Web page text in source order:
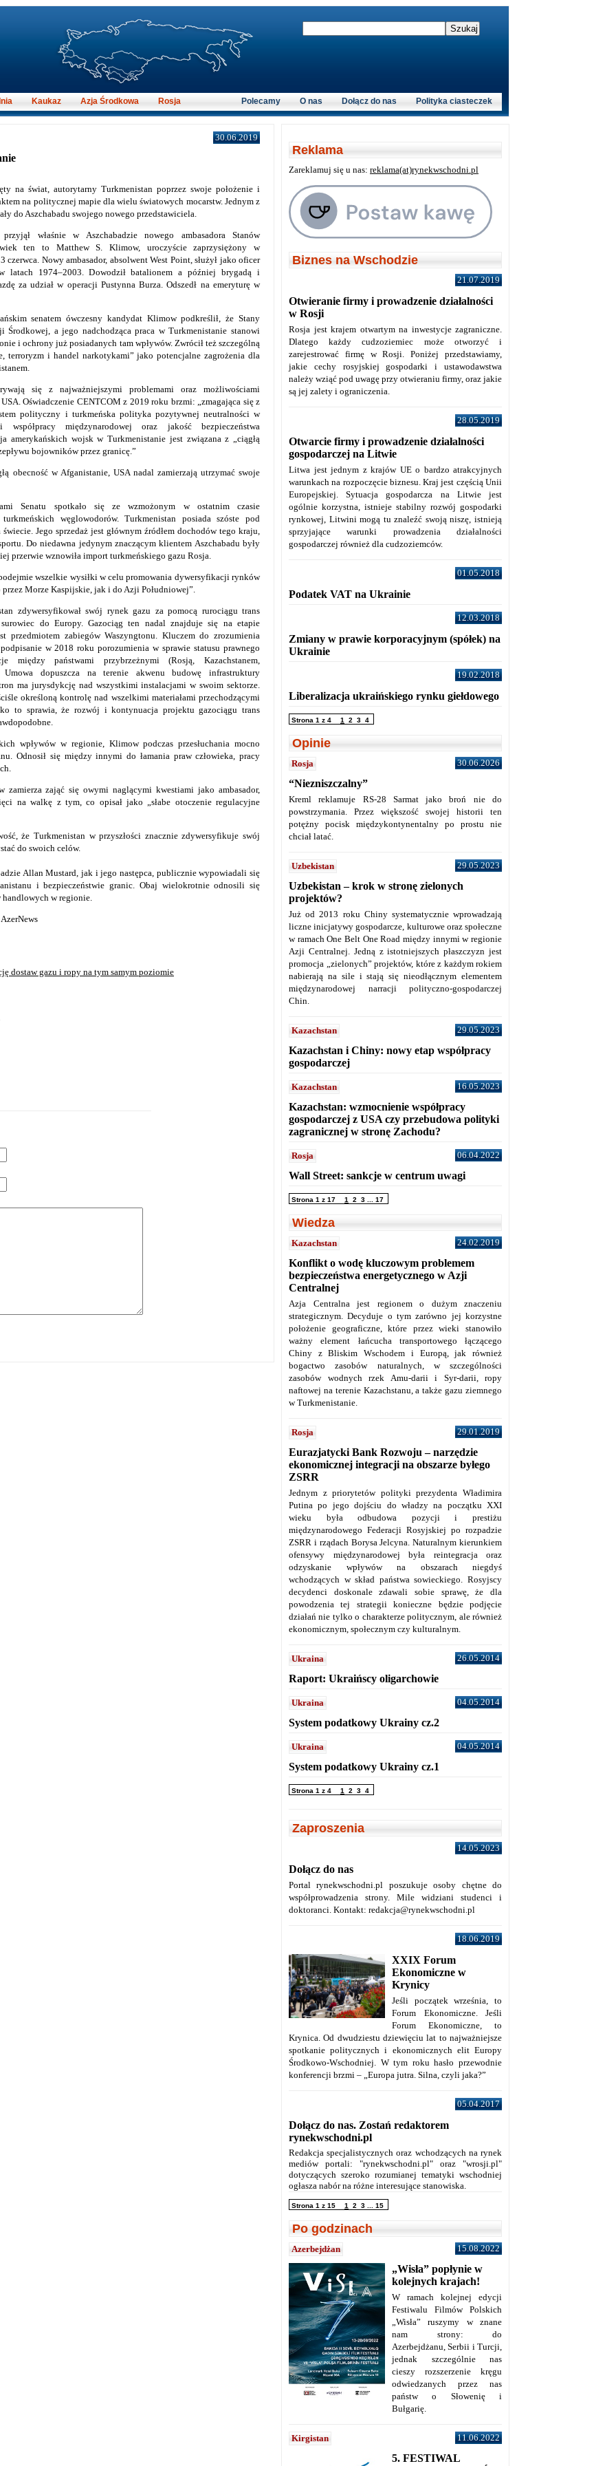
30.06.2019
na świat, autorytarny Turkmenistan poprzez swoje położenie i
na politycznej mapie dla wielu światowych mocarstw. Jednym z
do Aszchabadu swojego nowego przedstawiciela.
właśnie w Aszchabadzie nowego ambasadora Stanów
ten to Matthew S. Klimow, uroczyście zaprzysiężony w
czerwca. Nowy ambasador, absolwent West Point, służył jako oficer
latach 1974–2003. Dowodził batalionem a później brygadą i
za udział w operacji Pustynna Burza. Odszedł na emeryturę w
senatem ówczesny kandydat Klimow podkreślił, że Stany
Środkowej, a jego nadchodząca praca w Turkmenistanie stanowi
i ochrony już posiadanych tam wpływów. Zwrócił też szczególną
terroryzm i handel narkotykami” jako potencjalne zagrożenia dla
się z najważniejszymi problemami oraz możliwościami
Oświadczenie CENTCOM z 2019 roku brzmi: „zmagająca się z
polityczny i turkmeńska polityka pozytywnej neutralności w
międzynarodowej oraz jakość bezpieczeństwa
amerykańskich wojsk w Turkmenistanie jest związana z „ciągłą
bojowników przez granicę.”
obecność w Afganistanie, USA nadal zamierzają utrzymać swoje
Senatu spotkało się ze wzmożonym w ostatnim czasie
węglowodorów. Turkmenistan posiada szóste pod
Jego sprzedaż jest głównym źródłem dochodów tego kraju,
Do niedawna jedynym znaczącym klientem Aszchabadu były
przerwie wznowiła import turkmeńskiego gazu Rosja.
wszelkie wysiłki w celu promowania dywersyfikacji rynków
Morze Kaspijskie, jak i do Azji Południowej”.
zdywersyfikował swój rynek gazu za pomocą rurociągu trans
do Europy. Gazociąg ten nadal znajduje się na etapie
zabiegów Waszyngtonu. Kluczem do zrozumienia
w 2018 roku porozumienia w sprawie statusu prawnego
między państwami przybrzeżnymi (Rosją, Kazachstanem,
Umowa dopuszcza na terenie akwenu budowę infrastruktury
ma jurysdykcję nad wszystkimi instalacjami w swoim sektorze.
określoną kontrolę nad wszelkimi materiałami przechodzącymi
to sprawia, że rozwój i kontynuacja projektu gazociągu trans
wpływów w regionie, Klimow podczas przesłuchania mocno
Odnosił się między innymi do łamania praw człowieka, pracy
zamierza zająć się owymi naglącymi kwestiami jako ambasador,
na walkę z tym, co opisał jako „słabe otoczenie regulacyjne
że Turkmenistan w przyszłości znacznie zdywersyfikuje swój
do swoich celów.
Allan Mustard, jak i jego następca, publicznie wypowiadali się
i bezpieczeństwie granic. Obaj wielokrotnie odnosili się
handlowych w regionie.
dostaw gazu i ropy na tym samym poziomie
Kaukaz Azja Środkowa Rosja Polityka ciasteczek
Dołącz do nas
O nas
Polecamy
Reklama
Zareklamuj się u nas: reklama(at)rynekwschodni.pl
Biznes na Wschodzie
21.07.2019
Otwieranie firmy i prowadzenie działalności
w Rosji
Rosja jest krajem otwartym na inwestycje zagraniczne.
Dlatego każdy cudzoziemiec może otworzyć i
zarejestrować firmę w Rosji. Poniżej przedstawiamy,
jakie cechy rosyjskiej gospodarki i ustawodawstwa
należy wziąć pod uwagę przy otwieraniu firmy, oraz jakie
są jej zalety i ograniczenia.
28.05.2019
Otwarcie firmy i prowadzenie działalności
gospodarczej na Litwie
Litwa jest jednym z krajów UE o bardzo atrakcyjnych
warunkach na rozpoczęcie biznesu. Kraj jest częścią Unii
Europejskiej. Sytuacja gospodarcza na Litwie jest
ogólnie korzystna, istnieje stabilny rozwój gospodarki
rynkowej, Litwini mogą tu znaleźć swoją niszę, istnieją
sprzyjające warunki prowadzenia działalności
gospodarczej również dla cudzoziemców.
01.05.2018
Podatek VAT na Ukrainie
12.03.2018
Zmiany w prawie korporacyjnym (spółek) na
Ukrainie
19.02.2018
Liberalizacja ukraińskiego rynku giełdowego
Strona 1 z 4 1 2 3 4
Opinie
Rosja 30.06.2026
“Niezniszczalny”
Kreml reklamuje RS-28 Sarmat jako broń nie do
powstrzymania. Przez większość swojej historii ten
potężny pocisk międzykontynentalny po prostu nie
chciał latać.
Uzbekistan 29.05.2023
Uzbekistan – krok w stronę zielonych
projektów?
Już od 2013 roku Chiny systematycznie wprowadzają
liczne inicjatywy gospodarcze, kulturowe oraz społeczne
w ramach One Belt One Road między innymi w regionie
Azji Centralnej. Jedną z istotniejszych płaszczyzn jest
promocja „zielonych” projektów, które z każdym rokiem
nabierają na sile i stają się nieodłącznym elementem
międzynarodowej narracji polityczno-gospodarczej
Chin.
Kazachstan 29.05.2023
Kazachstan i Chiny: nowy etap współpracy
gospodarczej
Kazachstan 16.05.2023
Kazachstan: wzmocnienie współpracy
gospodarczej z USA czy przebudowa polityki
zagranicznej w stronę Zachodu?
Rosja 06.04.2022
Wall Street: sankcje w centrum uwagi
Strona 1 z 17 1 2 3 17
Wiedza
Kazachstan 24.02.2019
Konflikt o wodę kluczowym problemem
bezpieczeństwa energetycznego w Azji
Centralnej
Azja Centralna jest regionem o dużym znaczeniu
strategicznym. Decyduje o tym zarówno jej korzystne
położenie geograficzne, które przez wieki stanowiło
ważny element łańcucha transportowego łączącego
Chiny z Bliskim Wschodem i Europą, jak również
bogactwo zasobów naturalnych, w szczególności
zasobów wodnych rzek Amu-darii i Syr-darii, ropy
naftowej na terenie Kazachstanu, a także gazu ziemnego
w Turkmenistanie.
Rosja 29.01.2019
Eurazjatycki Bank Rozwoju – narzędzie
ekonomicznej integracji na obszarze byłego
ZSRR
Jednym z priorytetów polityki prezydenta Władimira
Putina po jego dojściu do władzy na początku XXI
wieku była odbudowa pozycji i prestiżu
międzynarodowego Federacji Rosyjskiej po rozpadzie
ZSRR i rządach Borysa Jelcyna. Naturalnym kierunkiem
ofensywy międzynarodowej była reintegracja oraz
odzyskanie wpływów na obszarach niegdyś
wchodzących w skład państwa sowieckiego. Rosyjscy
decydenci doskonale zdawali sobie sprawę, że dla
powodzenia tej strategii konieczne będzie podjęcie
działań nie tylko o charakterze politycznym, ale również
ekonomicznym, społecznym czy kulturalnym.
Ukraina 26.05.2014
Raport: Ukraińscy oligarchowie
Ukraina 04.05.2014
System podatkowy Ukrainy cz.2
Ukraina 04.05.2014
System podatkowy Ukrainy cz.1
Strona 1 z 4 1 2 3 4
Zaproszenia
14.05.2023
Dołącz do nas
Portal rynekwschodni.pl poszukuje osoby chętne do
współprowadzenia strony. Mile widziani studenci i
doktoranci. Kontakt: redakcja@rynekwschodni.pl
18.06.2019
XXIX Forum
Ekonomiczne w
Krynicy
Jeśli początek września, to
Forum Ekonomiczne. Jeśli
Forum Ekonomiczne, to
Krynica. Od dwudziestu dziewięciu lat to najważniejsze
spotkanie politycznych i ekonomicznych elit Europy
Środkowo-Wschodniej. W tym roku hasło przewodnie
konferencji brzmi – „Europa jutra. Silna, czyli jaka?”
05.04.2017
Dołącz do nas. Zostań redaktorem
rynekwschodni.pl
Redakcja specjalistycznych oraz wchodzących na rynek
mediów portali: "rynekwschodni.pl" oraz "wrosji.pl"
dotyczących szeroko rozumianej tematyki wschodniej
ogłasza nabór na różne interesujące stanowiska.
Strona 1 z 15 1 2 3 15
Po godzinach
Azerbejdżan 15.08.2022
„Wisła” popłynie w
kolejnych krajach!
W ramach kolejnej edycji
Festiwalu Filmów Polskich
„Wisła” ruszymy w znane
nam strony: do
Azerbejdżanu, Serbii i Turcji,
jednak szczególnie nas
cieszy rozszerzenie kręgu
odwiedzanych przez nas
państw o Słowenię i
Bułgarię.
Kirgistan 11.06.2022
5. FESTIWAL